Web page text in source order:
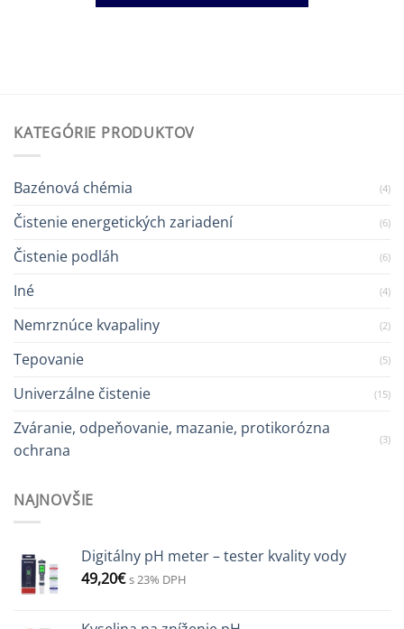
KATEGÓRIE PRODUKTOV
Bazénová chémia (4)
Čistenie energetických zariadení (6)
Čistenie podláh (6)
Iné (4)
Nemrznúce kvapaliny (2)
Tepovanie (5)
Univerzálne čistenie (15)
Zváranie, odpeňovanie, mazanie, protikorózna
ochrana
(3)
NAJNOVŠIE
Digitálny pH meter – tester kvality vody
49,20€ s 23% DPH